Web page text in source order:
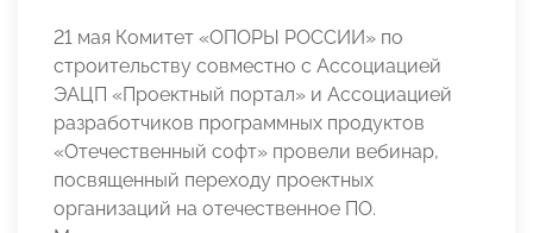
21 мая Комитет «ОПОРЫ РОССИИ» по
строительству совместно с Ассоциацией
ЭАЦП «Проектный портал» и Ассоциацией
разработчиков программных продуктов
«Отечественный софт» провели вебинар,
посвященный переходу проектных
организаций на отечественное ПО.